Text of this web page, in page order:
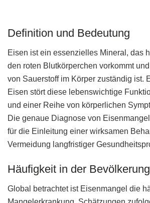
Definition und Bedeutung
Eisen ist ein essenzielles Mineral, das
den roten Blutkörperchen vorkommt
von Sauerstoff im Körper zuständig ist.
Eisen stört diese lebenswichtige
und einer Reihe von körperlichen
Die genaue Diagnose von
für die Einleitung einer wirksamen
Vermeidung langfristiger
Häufigkeit in der Bevölkerung
Global betrachtet ist Eisenmangel die